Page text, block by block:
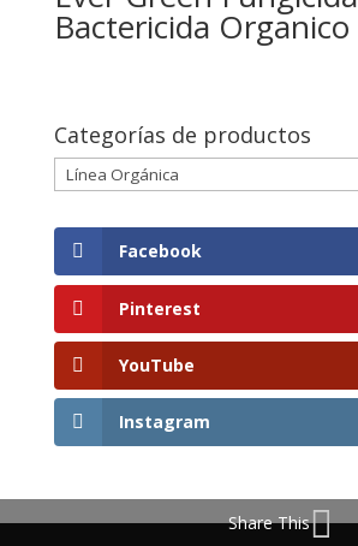
Bactericida Organico
Categorías de productos
Facebook
Pinterest
YouTube
Instagram
Share This